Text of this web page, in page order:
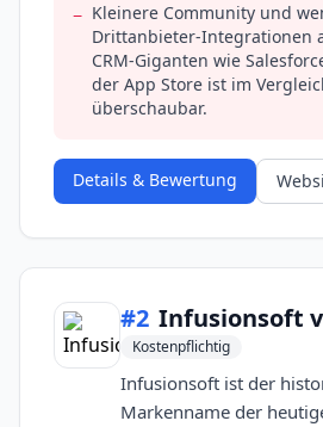
− Kleinere Community und
Drittanbieter-Integrationen
CRM-Giganten wie
der App Store ist im
überschaubar.
Details & Bewertung
#2 Infusionsoft
Kostenpflichtig
Infusionsoft ist der
Markenname der